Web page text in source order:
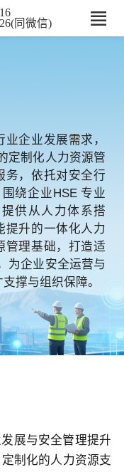
同微信)
企业发展需求，
定制化人力资源管
务，依托对安全行
绕企业HSE 专业
供从人力体系搭
提升的一体化人力
管理基础，打造适
为企业安全运营与
撑与组织保障。
展与安全管理提升
制化的人力资源支